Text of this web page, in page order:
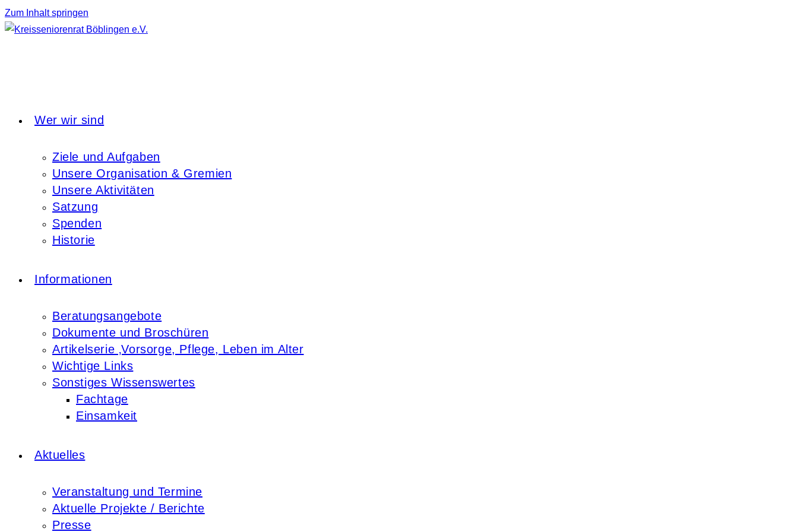
Zum Inhalt springen
Wer wir sind
Ziele und Aufgaben
Unsere Organisation & Gremien
Unsere Aktivitäten
Satzung
Spenden
Historie
Informationen
Beratungsangebote
Dokumente und Broschüren
Artikelserie ‚Vorsorge, Pflege, Leben im Alter
Wichtige Links
Sonstiges Wissenswertes
Fachtage
Einsamkeit
Aktuelles
Veranstaltung und Termine
Aktuelle Projekte / Berichte
Presse